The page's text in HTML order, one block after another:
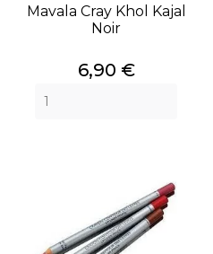
Mavala Cray Khol Kajal
Noir
Prix
6,90 €